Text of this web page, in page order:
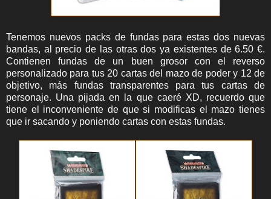
Tenemos nuevos packs de fundas para estas dos nuevas
bandas, al precio de las otras dos ya existentes de 6.50 €.
Contienen fundas de un buen grosor con el reverso
personalizado para tus 20 cartas del mazo de poder y 12 de
objetivo, más fundas transparentes para tus cartas de
personaje. Una pijada en la que caeré XD, recuerdo que
tiene el inconveniente de que si modificas el mazo tienes
que ir sacando y poniendo cartas con estas fundas.